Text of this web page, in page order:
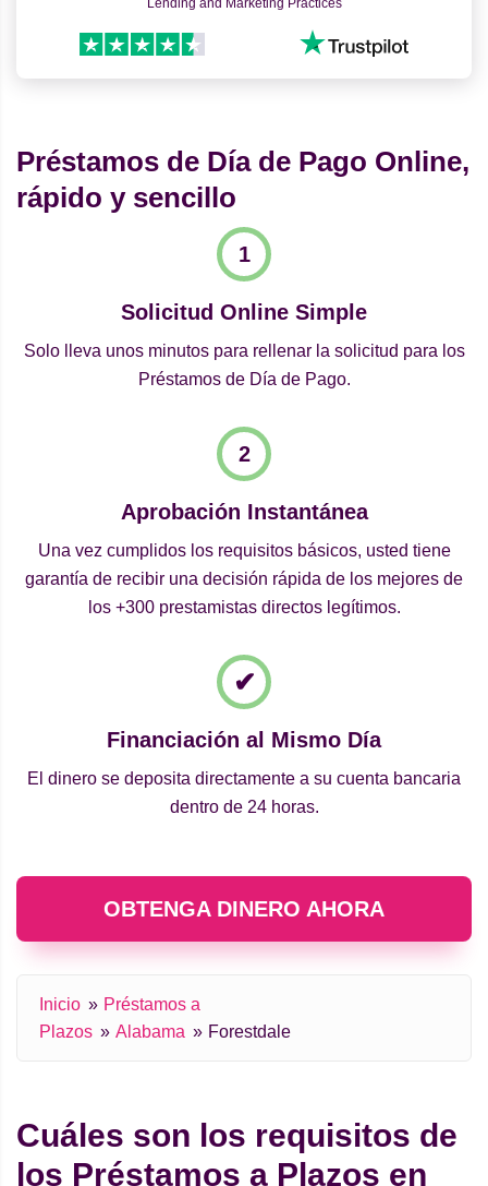
Lending and Marketing Practices
Préstamos de Día de Pago Online,
rápido y sencillo
Solicitud Online Simple
Solo lleva unos minutos para rellenar la solicitud para los
Préstamos de Día de Pago.
Aprobación Instantánea
Una vez cumplidos los requisitos básicos, usted tiene
garantía de recibir una decisión rápida de los mejores de
los +300 prestamistas directos legítimos.
Financiación al Mismo Día
El dinero se deposita directamente a su cuenta bancaria
dentro de 24 horas.
OBTENGA DINERO AHORA
Inicio
Préstamos a
Plazos
Alabama Forestdale
Cuáles son los requisitos de
los Préstamos a Plazos en